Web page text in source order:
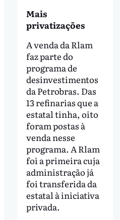
Mais
privatizações
A venda da Rlam
faz parte do
programa de
desinvestimentos
da Petrobras. Das
13 refinarias que a
estatal tinha, oito
foram postas à
venda nesse
programa. A Rlam
foi a primeira cuja
administração já
foi transferida da
estatal à iniciativa
privada.